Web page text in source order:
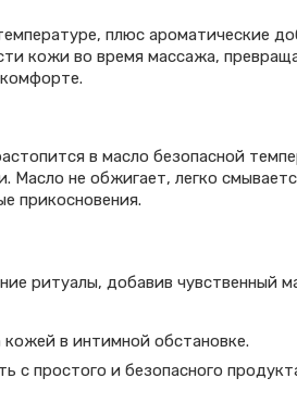
плюс ароматические
кожи во время массажа,
в масло безопасной
Масло не обжигает, легко
прикосновения.
ритуалы, добавив чувственный
в интимной обстановке.
простого и безопасного